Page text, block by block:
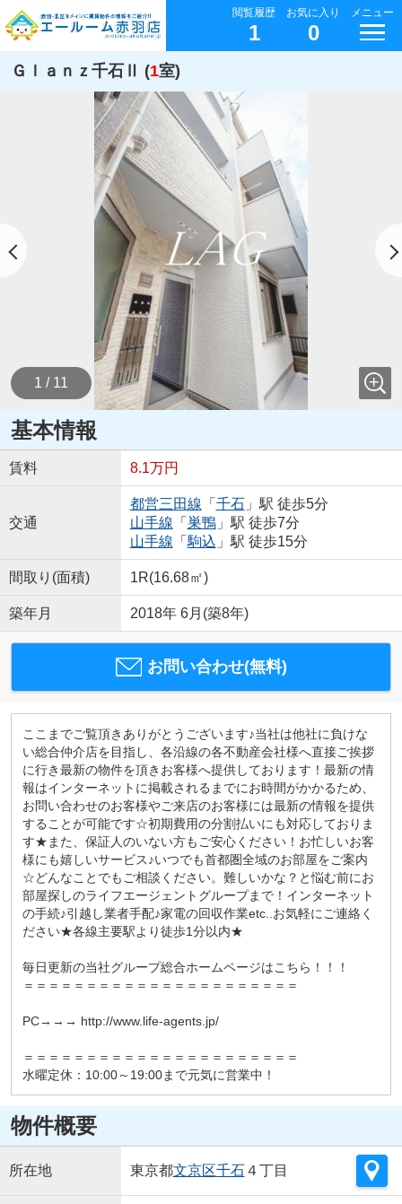
閲覧履歴
1
お気に入り
0
メニュー
Ｇｌａｎｚ千石Ⅱ (1室)
1 / 11
基本情報
賃料 8.1万円
交通
都営三田線 「 千石」駅 徒歩5分
山手線 「 巣鴨」駅 徒歩7分
山手線 「 駒込 」駅 徒歩15分
間取り(面積) 1R(16.68㎡)
築年月 2018年 6月(築8年)
お問い合わせ(無料)
ここまでご覧頂きありがとうございます♪当社は他社に負けな
い総合仲介店を目指し、各沿線の各不動産会社様へ直接ご挨拶
に行き最新の物件を頂きお客様へ提供しております！最新の情
報はインターネットに掲載されるまでにお時間がかかるため、
お問い合わせのお客様やご来店のお客様には最新の情報を提供
することが可能です☆初期費用の分割払いにも対応しておりま
す★また、保証人のいない方もご安心ください！お忙しいお客
様にも嬉しいサービス♪いつでも首都圏全域のお部屋をご案内
☆どんなことでもご相談ください。難しいかな？と悩む前にお
部屋探しのライフエージェントグループまで！インターネット
の手続♪引越し業者手配♪家電の回収作業etc..お気軽にご連絡く
ださい★各線主要駅より徒歩1分以内★
毎日更新の当社グループ総合ホームページはこちら！！！
＝＝＝＝＝＝＝＝＝＝＝＝＝＝＝＝＝＝＝＝＝＝
PC→→→ http://www.life-agents.jp/
＝＝＝＝＝＝＝＝＝＝＝＝＝＝＝＝＝＝＝＝＝＝
水曜定休：10:00～19:00まで元気に営業中！
物件概要
所在地 東京都文京区千石４丁目